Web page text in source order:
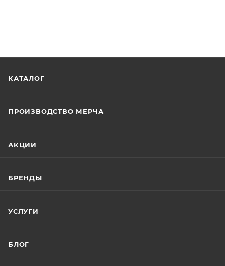
КАТАЛОГ
ПРОИЗВОДСТВО МЕРЧА
АКЦИИ
БРЕНДЫ
УСЛУГИ
БЛОГ